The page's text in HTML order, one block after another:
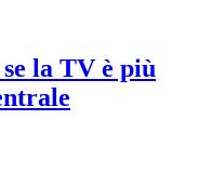
la TV è più